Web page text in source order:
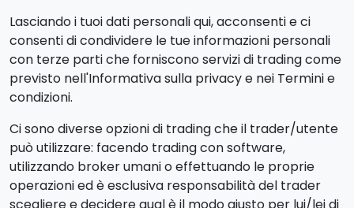
Lasciando i tuoi dati personali qui, acconsenti e ci
consenti di condividere le tue informazioni personali
con terze parti che forniscono servizi di trading come
previsto nell'Informativa sulla privacy e nei Termini e
condizioni.
Ci sono diverse opzioni di trading che il trader/utente
può utilizzare: facendo trading con software,
utilizzando broker umani o effettuando le proprie
operazioni ed è esclusiva responsabilità del trader